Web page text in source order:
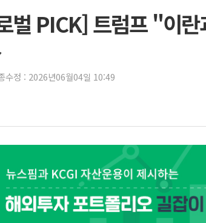
벌 PICK] 트럼프 "이란
수정 : 2026년06월04일 10:49